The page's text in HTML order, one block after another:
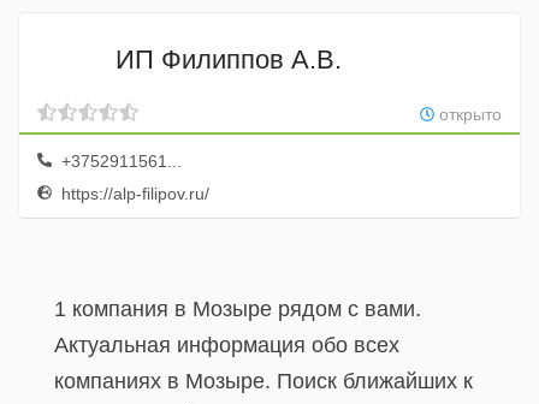
ИП Филиппов А.В.
открыто
+3752911561...
https://alp-filipov.ru/
1 компания в Мозыре рядом с вами.
Актуальная информация обо всех
компаниях в Мозыре. Поиск ближайших к